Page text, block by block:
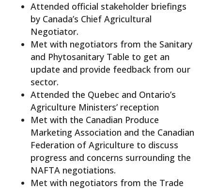
Attended official stakeholder briefings
by Canada’s Chief Agricultural
Negotiator.
Met with negotiators from the Sanitary
and Phytosanitary Table to get an
update and provide feedback from our
sector.
Attended the Quebec and Ontario’s
Agriculture Ministers’ reception
Met with the Canadian Produce
Marketing Association and the Canadian
Federation of Agriculture to discuss
progress and concerns surrounding the
NAFTA negotiations.
Met with negotiators from the Trade